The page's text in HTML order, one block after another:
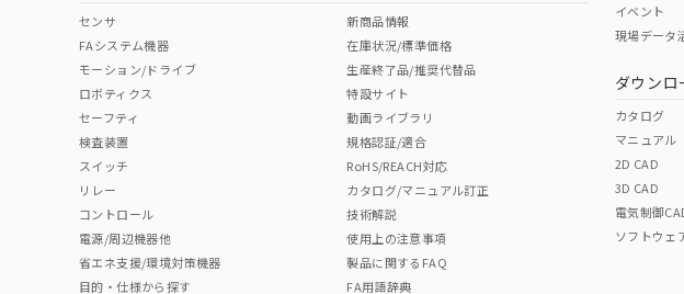
センサ
FAシステム機器
モーション/ドライブ
ロボティクス
セーフティ
検査装置
スイッチ
リレー
コントロール
電源/周辺機器他
省エネ支援/環境対策機器
目的・仕様から探す
新商品情報
在庫状況/標準価格
生産終了品/推奨代替品
特設サイト
動画ライブラリ
規格認証/適合
RoHS/REACH対応
カタログ/マニュアル訂正
技術解説
使用上の注意事項
製品に関するFAQ
FA用語辞典
イベント
現場データ
ダウンロ
カタログ
マニュアル
2D CAD
3D CAD
電気制御
ソフトウェ